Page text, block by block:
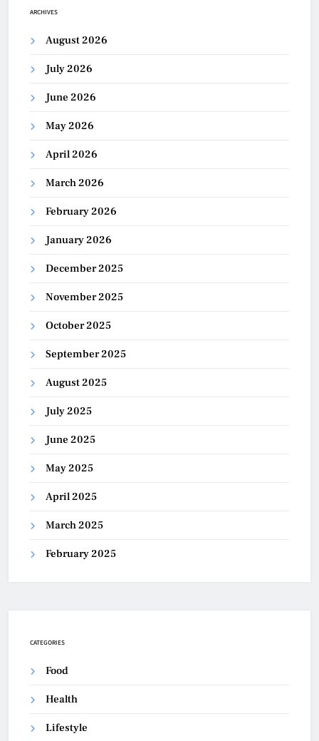
ARCHIVES
August 2026
July 2026
June 2026
May 2026
April 2026
March 2026
February 2026
January 2026
December 2025
November 2025
October 2025
September 2025
August 2025
July 2025
June 2025
May 2025
April 2025
March 2025
February 2025
CATEGORIES
Food
Health
Lifestyle